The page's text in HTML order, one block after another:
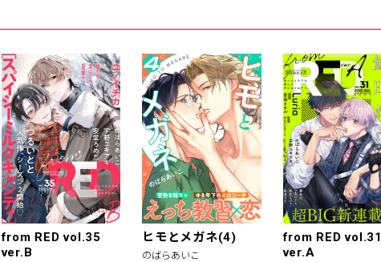
from RED vol.35
ver.B
ヒモとメガネ(4)
のばらあいこ
from RED vol.31
ver.A